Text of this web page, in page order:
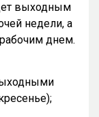
выходным
недели, а
днем.